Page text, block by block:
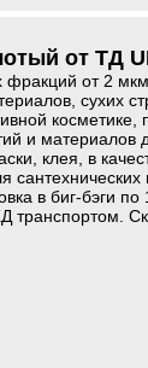
от ТД
фракций от 2
сухих
и
клея, в
в биг-бэги
транспортом.